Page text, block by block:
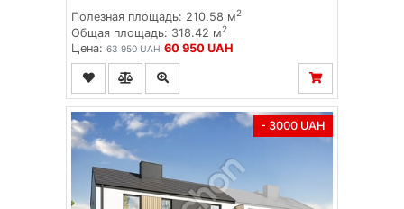
Полезная площадь: 210.58 м2
Общая площадь: 318.42 м2
Цена: 63 950 UAH 60 950 UAH
- 3000 UAH